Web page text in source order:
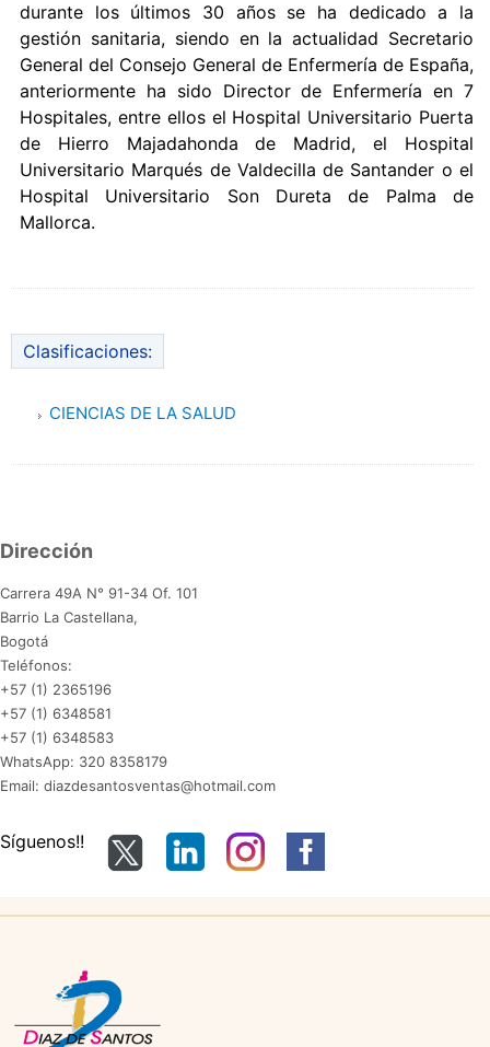
durante los últimos 30 años se ha dedicado a la
gestión sanitaria, siendo en la actualidad Secretario
General del Consejo General de Enfermería de España,
anteriormente ha sido Director de Enfermería en 7
Hospitales, entre ellos el Hospital Universitario Puerta
de Hierro Majadahonda de Madrid, el Hospital
Universitario Marqués de Valdecilla de Santander o el
Hospital Universitario Son Dureta de Palma de
Mallorca.
Clasificaciones:
CIENCIAS DE LA SALUD
Dirección
Carrera 49A N° 91-34 Of. 101
Barrio La Castellana,
Bogotá
Teléfonos:
+57 (1) 2365196
+57 (1) 6348581
+57 (1) 6348583
WhatsApp: 320 8358179
Email: diazdesantosventas@hotmail.com
Síguenos!!